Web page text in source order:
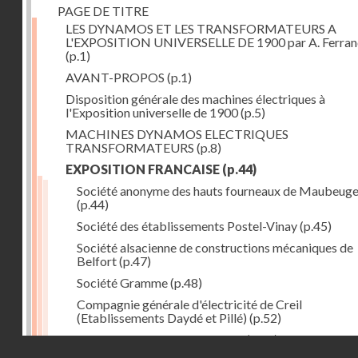
PAGE DE TITRE
LES DYNAMOS ET LES TRANSFORMATEURS A
L'EXPOSITION UNIVERSELLE DE 1900 par A.
(p.1)
AVANT-PROPOS (p.1)
Disposition générale des machines électriques à
l'Exposition universelle de 1900(p.5)
MACHINES DYNAMOS ELECTRIQUES
TRANSFORMATEURS (p.8)
EXPOSITION FRANCAISE (p.44)
Société anonyme des hauts fourneaux de Maubeuge
(p.44)
Société des établissements Postel-Vinay(p.45)
Société alsacienne de constructions mécaniques de
Belfort(p.47)
Société Gramme(p.48)
Compagnie générale d'électricité de Creil
(Etablissements Daydé et Pillé) (p.52)
Compagnie générale de Nancy(p.52)